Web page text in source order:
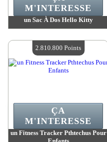
un Sac À Dos Hello Kitty
Quantité Disponible :4
M'INTERESSE
un Fitness Tracker Pthtechus Pour
ÇA
M'INTERESSE
2.810.800 Points